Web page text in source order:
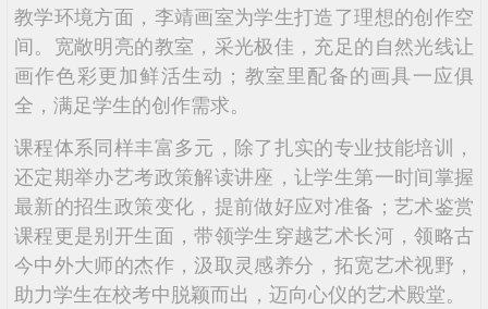
教学环境方面，李靖画室为学生打造了理想的创作空
间。宽敞明亮的教室，采光极佳，充足的自然光线让
画作色彩更加鲜活生动；教室里配备的画具一应俱
全，满足学生的创作需求。
课程体系同样丰富多元，除了扎实的专业技能培训，
还定期举办艺考政策解读讲座，让学生第一时间掌握
最新的招生政策变化，提前做好应对准备；艺术鉴赏
课程更是别开生面，带领学生穿越艺术长河，领略古
今中外大师的杰作，汲取灵感养分，拓宽艺术视野，
助力学生在校考中脱颖而出，迈向心仪的艺术殿堂。